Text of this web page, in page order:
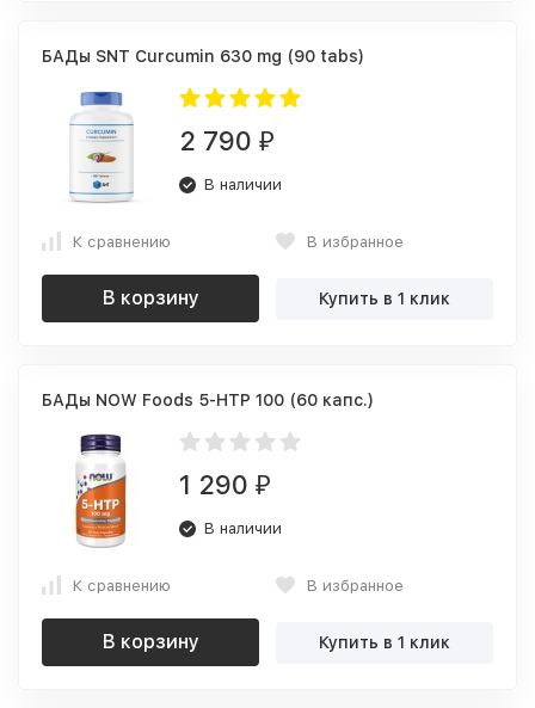
БАДы SNT Curcumin 630 mg (90 tabs)
2 790 ₽
В наличии
К сравнению В избранное
В корзину Купить в 1 клик
БАДы NOW Foods 5-HTP 100 (60 капс.)
1 290 ₽
В наличии
К сравнению В избранное
В корзину Купить в 1 клик